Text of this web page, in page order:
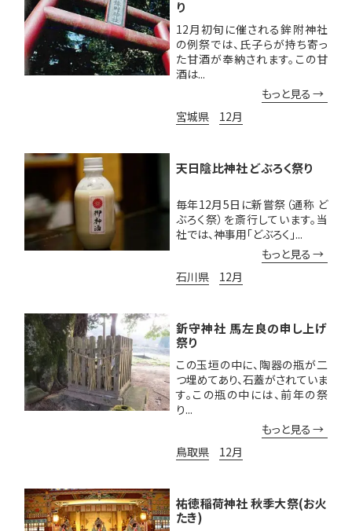
り
12月初旬に催される鉾附神社
の例祭では、氏子らが持ち寄っ
た甘酒が奉納されます。この甘
酒は...
もっと見る
宮城県
12月
天日陰比神社 どぶろく祭り
毎年12月5日に新嘗祭（通称 ど
ぶろく祭）を斎行しています。当
社では、神事用「どぶろく」...
もっと見る
石川県
12月
釿守神社 馬左良の申し上げ
祭り
この玉垣の中に、陶器の瓶が二
つ埋めてあり、石蓋がされていま
す。この瓶の中には、前年の祭
り...
もっと見る
鳥取県
12月
祐徳稲荷神社 秋季大祭(お火
たき)